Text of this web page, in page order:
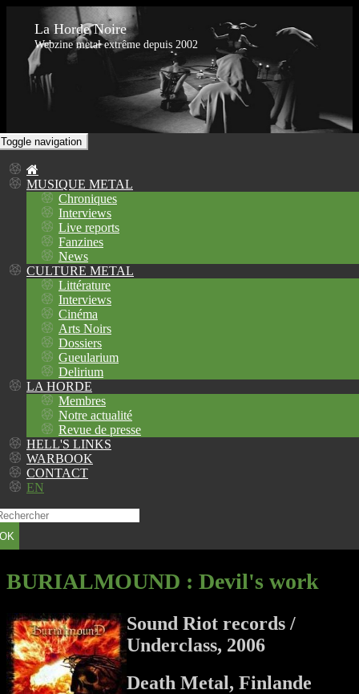
La Horde Noire
Webzine metal extrême depuis 2002
Toggle navigation
MUSIQUE METAL
Chroniques
Interviews
Live reports
Fanzines
News
CULTURE METAL
Littérature
Interviews
Cinéma
Arts Noirs
Dossiers
Gueularium
Delirium
LA HORDE
Membres
Notre actualité
Revue de presse
HELL'S LINKS
WARBOOK
CONTACT
EN
OK
BURIALMOUND : Devil's work
Sound Riot records /
Underclass, 2006
Death Metal, Finlande